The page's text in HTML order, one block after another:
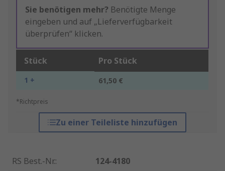
Sie benötigen mehr? Benötigte Menge
eingeben und auf „Lieferverfügbarkeit
überprüfen“ klicken.
Stück Pro Stück
1 + 61,50 €
*Richtpreis
Zu einer Teileliste hinzufügen
RS Best.-Nr.:
124-4180